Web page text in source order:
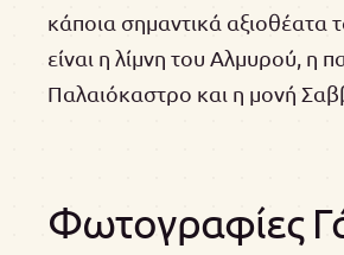
κάποια σημαντικά αξιοθέατα
είναι η λίμνη του Αλμυρού, η
Παλαιόκαστρο και η μονή
Φωτογραφίες